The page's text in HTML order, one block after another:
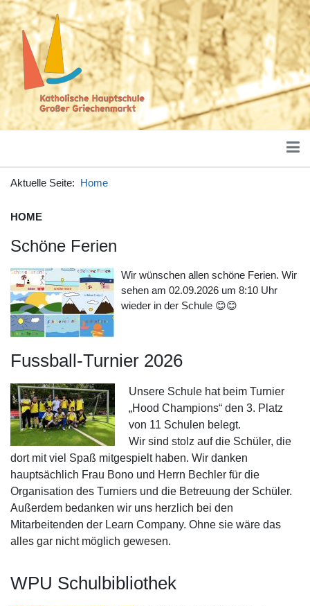
Aktuelle Seite: Home
HOME
Schöne Ferien
Wir wünschen allen schöne Ferien. Wir
sehen am 02.09.2026 um 8:10 Uhr
wieder in der Schule 😊😊
Fussball-Turnier 2026
Unsere Schule hat beim Turnier
„Hood Champions“ den 3. Platz
von 11 Schulen belegt.
Wir sind stolz auf die Schüler, die
dort mit viel Spaß mitgespielt haben. Wir danken
hauptsächlich Frau Bono und Herrn Bechler für die
Organisation des Turniers und die Betreuung der Schüler.
Außerdem bedanken wir uns herzlich bei den
Mitarbeitenden der Learn Company. Ohne sie wäre das
alles gar nicht möglich gewesen.
WPU Schulbibliothek